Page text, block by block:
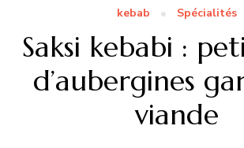
kebab Spécialités
Saksi kebabi :
d’aubergines
viande